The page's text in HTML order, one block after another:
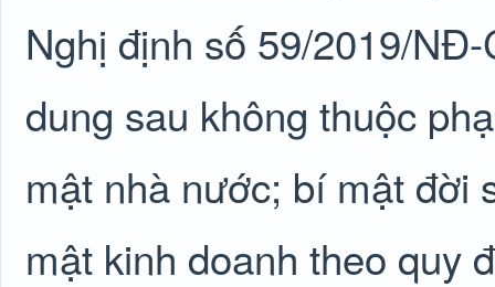
Nghị định số 59/2019/
dung sau không thuộc
mật nhà nước; bí mật đời
mật kinh doanh theo quy